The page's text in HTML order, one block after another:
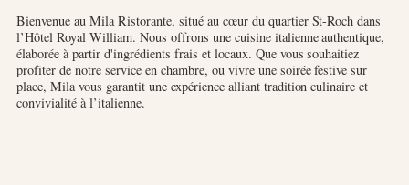
Bienvenue au Mila Ristorante, situé au cœur du quartier St-Roch dans
l’Hôtel Royal William. Nous offrons une cuisine italienne authentique,
élaborée à partir d'ingrédients frais et locaux. Que vous souhaitiez
profiter de notre service en chambre, ou vivre une soirée festive sur
place, Mila vous garantit une expérience alliant tradition culinaire et
convivialité à l’italienne.